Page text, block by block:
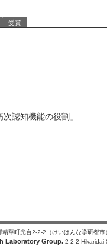
受賞
認知機能の役割」
華町光台2-2-2（けいはんな学研都市
Laboratory Group. 2-2-2 Hikaridai